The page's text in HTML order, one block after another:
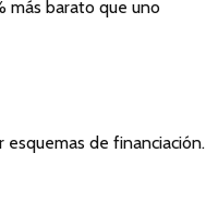
más barato que uno
esquemas de financiación.